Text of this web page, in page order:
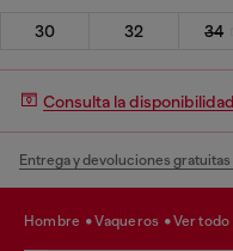
30 32 34
Consulta la
Entrega y devoluciones
hombre vaqueros ver todo